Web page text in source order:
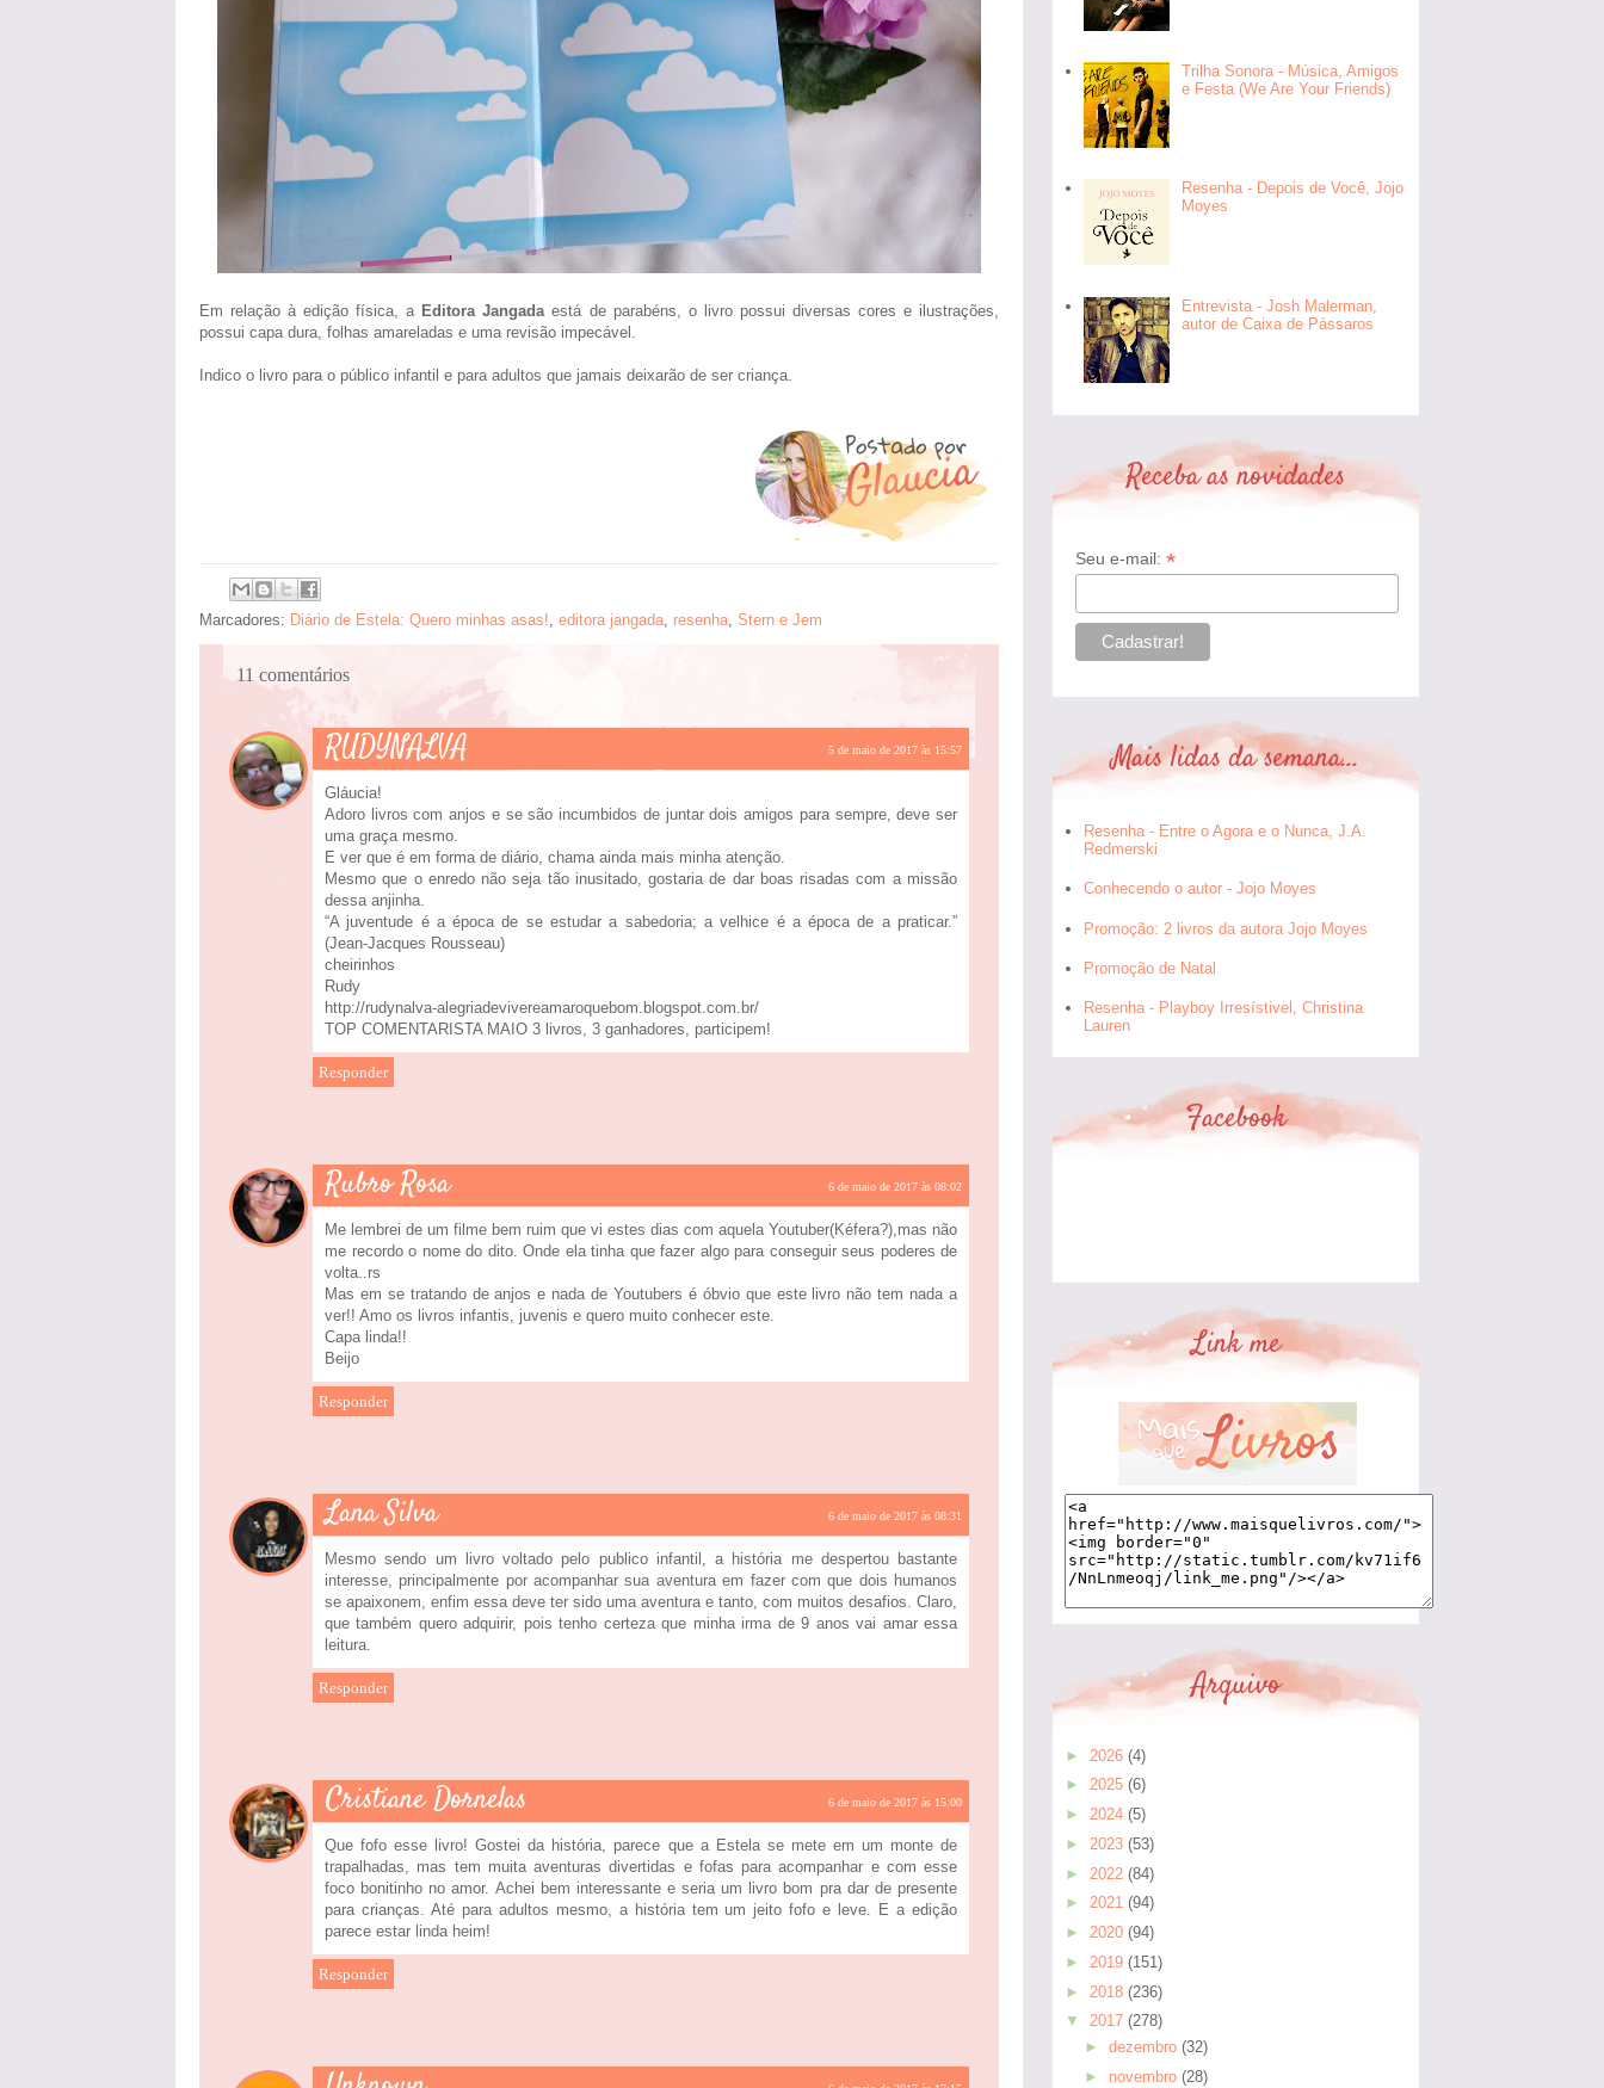
Em relação à edição física, aEditora Jangadaestá de parabéns, o livro possui diversas cores e ilustrações,
possui capa dura, folhas amareladas e uma revisão impecável.
Indico o livro para o público infantil e para adultos que jamais deixarão de ser criança.
Marcadores: Diário de Estela: Quero minhas asas!, editora jangada, resenha, Stern e Jem
11 comentários
RUDYNALVA 5 de maio de 2017 às 15:57
Gláucia!
Adoro livros com anjos e se são incumbidos de juntar dois amigos para sempre, deve ser
uma graça mesmo.
E ver que é em forma de diário, chama ainda mais minha atenção.
Mesmo que o enredo não seja tão inusitado, gostaria de dar boas risadas com a missão
dessa anjinha.
“A juventude é a época de se estudar a sabedoria; a velhice é a época de a praticar.”
(Jean-Jacques Rousseau)
cheirinhos
Rudy
http://rudynalva-alegriadevivereamaroquebom.blogspot.com.br/
TOP COMENTARISTA MAIO 3 livros, 3 ganhadores, participem!
Responder
Rubro Rosa 6 de maio de 2017 às 08:02
Me lembrei de um filme bem ruim que vi estes dias com aquela Youtuber(Kéfera?),mas não
me recordo o nome do dito. Onde ela tinha que fazer algo para conseguir seus poderes de
volta..rs
Mas em se tratando de anjos e nada de Youtubers é óbvio que este livro não tem nada a
ver!! Amo os livros infantis, juvenis e quero muito conhecer este.
Capa linda!!
Beijo
Responder
Lana Silva 6 de maio de 2017 às 08:31
Mesmo sendo um livro voltado pelo publico infantil, a história me despertou bastante
interesse, principalmente por acompanhar sua aventura em fazer com que dois humanos
se apaixonem, enfim essa deve ter sido uma aventura e tanto, com muitos desafios. Claro,
que também quero adquirir, pois tenho certeza que minha irma de 9 anos vai amar essa
leitura.
Responder
Cristiane Dornelas 6 de maio de 2017 às 15:00
Que fofo esse livro! Gostei da história, parece que a Estela se mete em um monte de
trapalhadas, mas tem muita aventuras divertidas e fofas para acompanhar e com esse
foco bonitinho no amor. Achei bem interessante e seria um livro bom pra dar de presente
para crianças. Até para adultos mesmo, a história tem um jeito fofo e leve. E a edição
parece estar linda heim!
Responder
Trilha Sonora - Música, Amigos
e Festa (We Are Your Friends)
Resenha - Depois de Você, Jojo
Moyes
Entrevista - Josh Malerman,
autor de Caixa de Pássaros
Receba as novidades
Seu e-mail: *
Mais lidas da semana...
Resenha - Entre o Agora e o Nunca, J.A.
Redmerski
Conhecendo o autor - Jojo Moyes
Promoção: 2 livros da autora Jojo Moyes
Promoção de Natal
Resenha - Playboy Irresístivel, Christina
Lauren
Facebook
Link me
Arquivo
► 2026 (4)
► 2025 (6)
► 2024 (5)
► 2023 (53)
► 2022 (84)
► 2021 (94)
► 2020 (94)
► 2019 (151)
► 2018 (236)
▼
2017 (278)
► dezembro (32)
► novembro (28)